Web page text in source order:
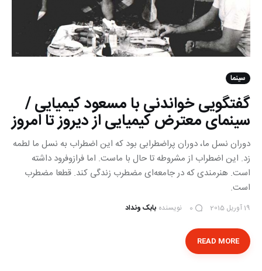
سینما
گفتگویی خواندنی با مسعود کیمیایی /
سینمای معترض کیمیایی از دیروز تا امروز
دوران نسل ما، دوران پراضطرابی بود که این اضطراب به نسل ما لطمه
زد. این اضطراب از مشروطه تا حال با ماست. اما فرازوفرود داشته
است. هنرمندی که در جامعه‌ای مضطرب زندگی ‌کند. قطعا مضطرب
است.
19 آوریل 2015 0 نویسنده بابک ونداد
READ MORE